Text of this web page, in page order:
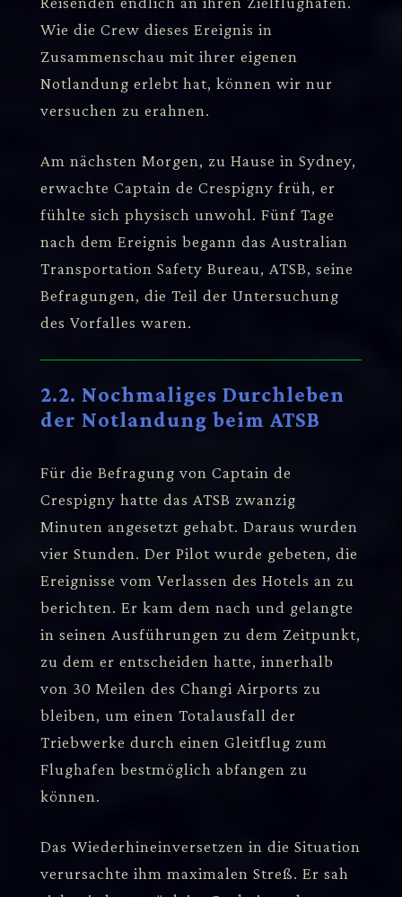
Wie die Crew dieses Ereignis in
Zusammenschau mit ihrer eigenen
Notlandung erlebt hat, können wir nur
versuchen zu erahnen.
Am nächsten Morgen, zu Hause in Sydney,
erwachte Captain de Crespigny früh, er
fühlte sich physisch unwohl. Fünf Tage
nach dem Ereignis begann das Australian
Transportation Safety Bureau, ATSB, seine
Befragungen, die Teil der Untersuchung
des Vorfalles waren.
2.2. Nochmaliges Durchleben
der Notlandung beim ATSB
Für die Befragung von Captain de
Crespigny hatte das ATSB zwanzig
Minuten angesetzt gehabt. Daraus wurden
vier Stunden. Der Pilot wurde gebeten, die
Ereignisse vom Verlassen des Hotels an zu
berichten. Er kam dem nach und gelangte
in seinen Ausführungen zu dem Zeitpunkt,
zu dem er entscheiden hatte, innerhalb
von 30 Meilen des Changi Airports zu
bleiben, um einen Totalausfall der
Triebwerke durch einen Gleitflug zum
Flughafen bestmöglich abfangen zu
können.
Das Wiederhineinversetzen in die Situation
verursachte ihm maximalen Streß. Er sah